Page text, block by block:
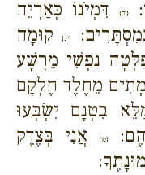
{יב}
דִּמְיֹנוֹ כְּאַרְיֵה
{יג}קוּמָה
נַפְשִׁי מֵרָשָׁע
מֵחֶלֶד חֶלְקָם
בִטְנָם יִשְׂבְּעוּ
{טו}
אֲנִי בְּצֶדֶק